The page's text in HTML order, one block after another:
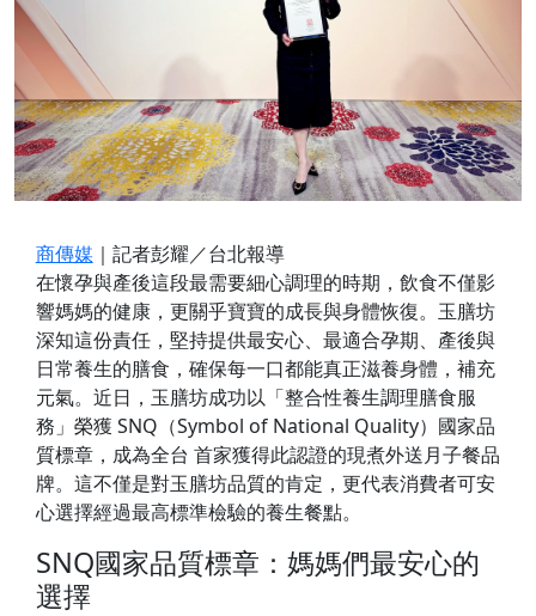
商傳媒｜記者彭耀／台北報導
在懷孕與產後這段最需要細心調理的時期，飲食不僅影
響媽媽的健康，更關乎寶寶的成長與身體恢復。玉膳坊
深知這份責任，堅持提供最安心、最適合孕期、產後與
日常養生的膳食，確保每一口都能真正滋養身體，補充
元氣。近日，玉膳坊成功以「整合性養生調理膳食服
務」榮獲 SNQ（Symbol of National Quality）國家品
質標章，成為全台 首家獲得此認證的現煮外送月子餐品
牌。這不僅是對玉膳坊品質的肯定，更代表消費者可安
心選擇經過最高標準檢驗的養生餐點。
SNQ國家品質標章：媽媽們最安心的
選擇